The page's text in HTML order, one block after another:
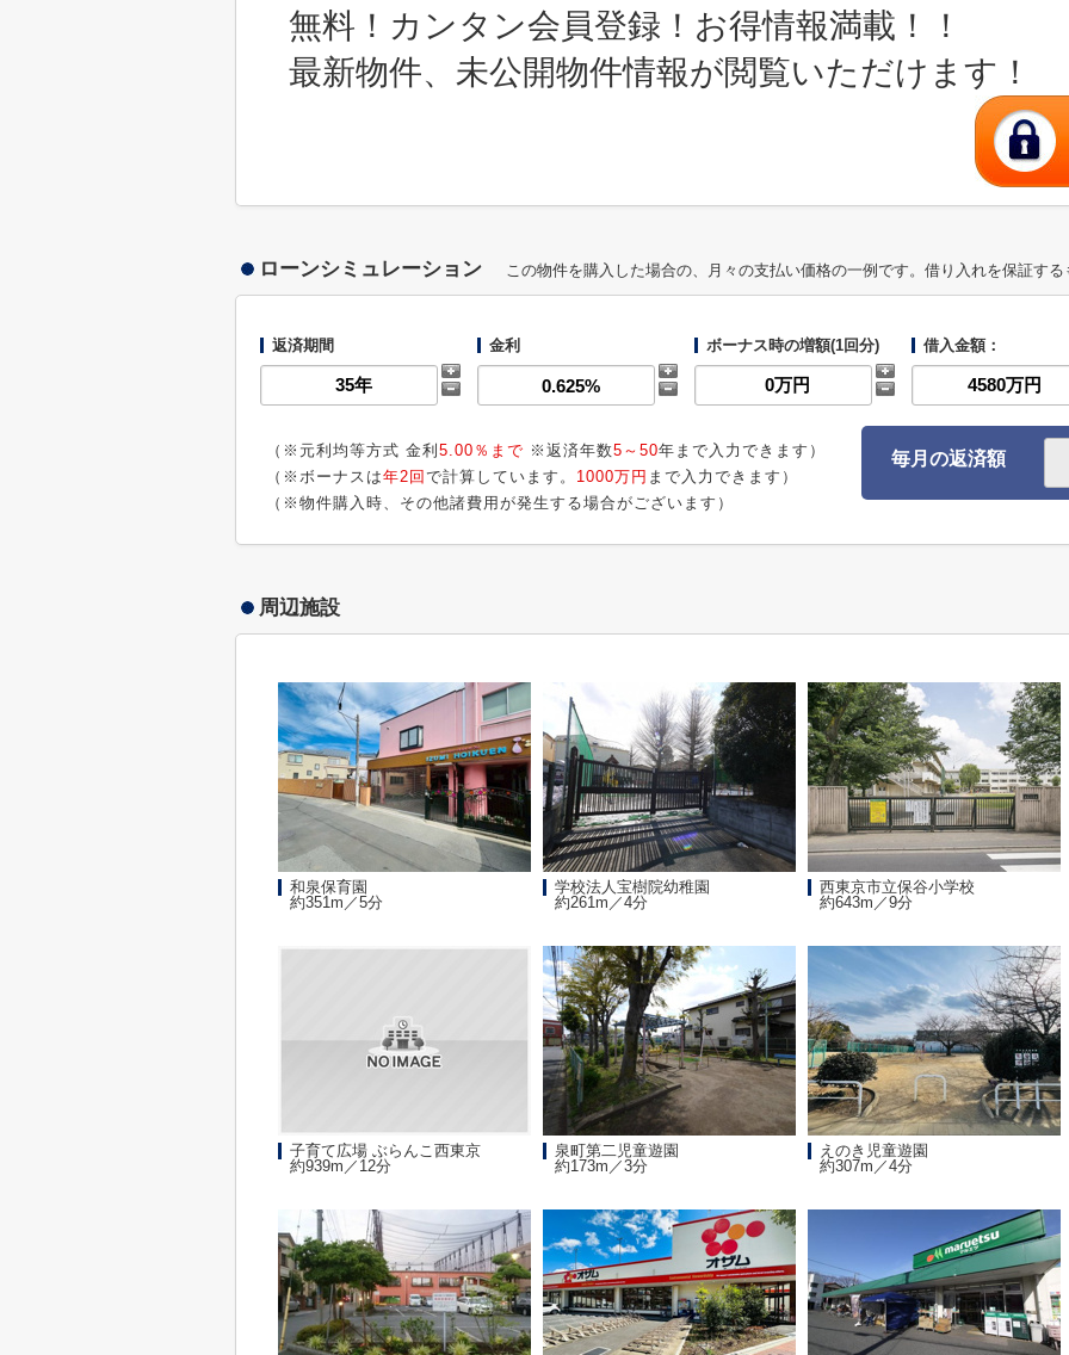
無料！カンタン会員登録！お得情報満載！！
最新物件、未公開物件情報が閲覧いただけます！
ローンシミュレーション この物件を購入した場合の、月々の支払い価格の一例です。借り入れを保証す
返済期間 金利 ボーナス時の増額(1回分) 借入金額：
（※元利均等方式 金利 5.00％まで ※返済年数5～50年まで入力できます）
（※ボーナスは年2回 で計算しています。 1000万円 まで入力できます）
（※物件購入時、その他諸費用が発生する場合がございます）
毎月の返済額
周辺施設
和泉保育園
約351m／5分
学校法人宝樹院幼稚園
約261m／4分
西東京市立保谷小学校
約643m／9分
子育て広場 ぶらんこ西東京
約939m／12分
泉町第二児童遊園
約173m／3分
えのき児童遊園
約307m／4分